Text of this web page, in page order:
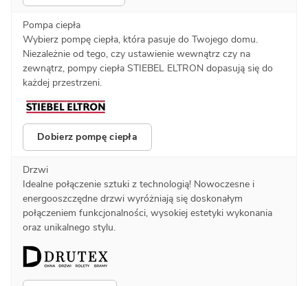
Pompa ciepła
Wybierz pompę ciepła, która pasuje do Twojego domu.
Niezależnie od tego, czy ustawienie wewnątrz czy na
zewnątrz, pompy ciepła STIEBEL ELTRON dopasują się do
każdej przestrzeni.
Dobierz pompę ciepła
Drzwi
Idealne połączenie sztuki z technologią! Nowoczesne i
energooszczędne drzwi wyróżniają się doskonałym
połączeniem funkcjonalności, wysokiej estetyki wykonania
oraz unikalnego stylu.